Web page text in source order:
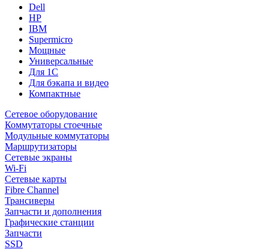
Dell
HP
IBM
Supermicro
Мощные
Универсальные
Для 1С
Для бэкапа и видео
Компактные
Сетевое оборудование
Коммутаторы стоечные
Модульные коммутаторы
Маршрутизаторы
Сетевые экраны
Wi-Fi
Сетевые карты
Fibre Channel
Трансиверы
Запчасти и дополнения
Графические станции
Запчасти
SSD